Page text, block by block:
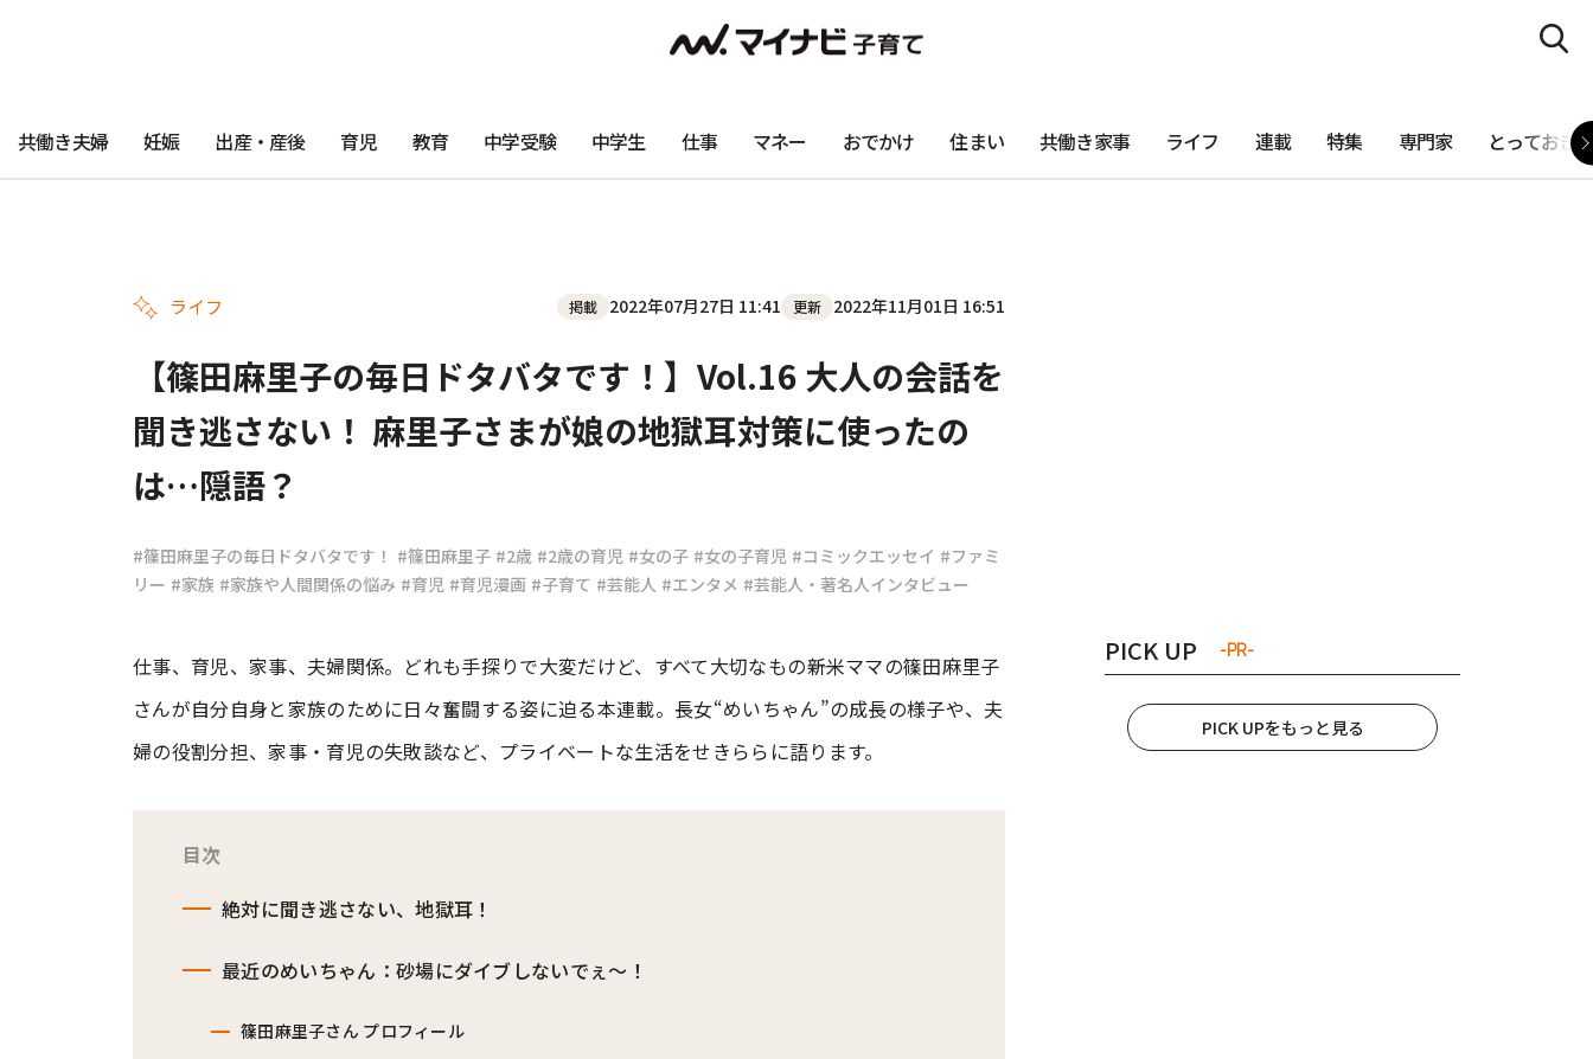
#渡邊大地の令和的ワーパパ道 #ベビーニュース #マタニティニュース
共働き夫婦 妊娠 出産・産後 育児 教育 中学受験 中学生 仕事 マネー おでかけ 住まい 共働き家事 ライフ 連載 特集 専門家 とっておき
ライフ 掲載 2022年07月27日 11:41 更新 2022年11月01日 16:51
【篠田麻里子の毎日ドタバタです！】Vol.16 大人の会話を
聞き逃さない！ 麻里子さまが娘の地獄耳対策に使ったの
は…隠語？
#篠田麻里子の毎日ドタバタです！ #篠田麻里子 #2歳 #2歳の育児 #女の子 #女の子育児 #コミックエッセイ #ファミ
リー #家族 #家族や人間関係の悩み #育児 #育児漫画 #子育て #芸能人 #エンタメ #芸能人・著名人インタビュー
仕事、育児、家事、夫婦関係。どれも手探りで大変だけど、すべて大切なもの――新米ママの篠田麻里子
さんが自分自身と家族のために日々奮闘する姿に迫る本連載。長女“めいちゃん”の成長の様子や、夫
婦の役割分担、家事・育児の失敗談など、プライベートな生活をせきららに語ります。
目次
絶対に聞き逃さない、地獄耳！
最近のめいちゃん：砂場にダイブしないでぇ～！
篠田麻里子さん プロフィール
PICK UP -PR-
PICK UPをもっと見る